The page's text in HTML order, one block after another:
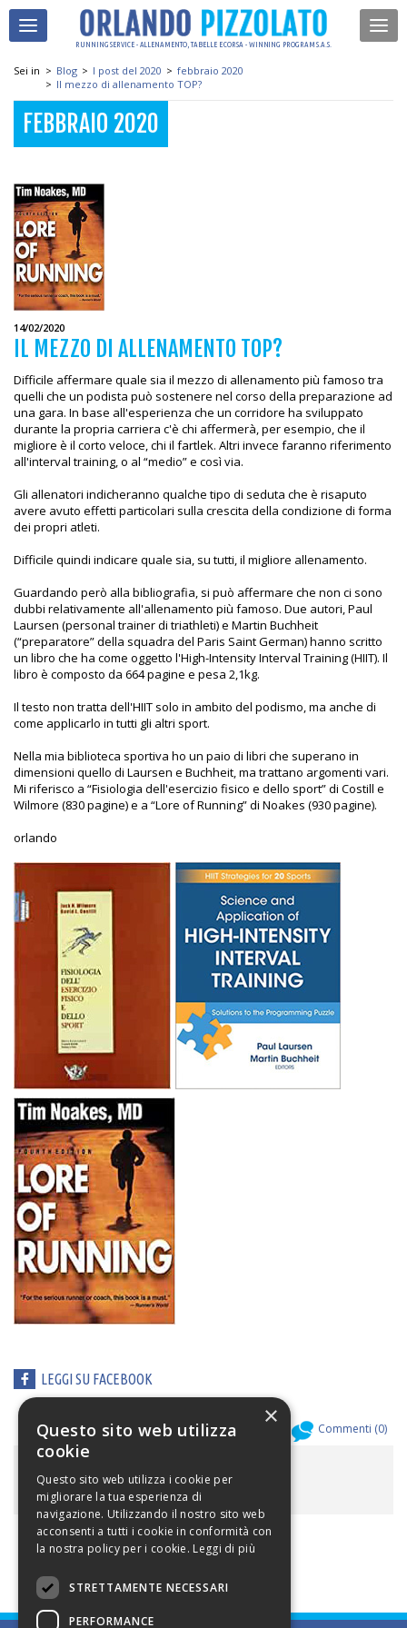
RUNNING SERVICE - ALLENAMENTO, TABELLE E CORSA - WINNING PROGRAM S.A.S.
Sei in > Blog > I post del 2020 > febbraio 2020
> Il mezzo di allenamento TOP?
FEBBRAIO 2020
14/02/2020
IL MEZZO DI ALLENAMENTO TOP?
Difficile affermare quale sia il mezzo di allenamento più famoso tra
quelli che un podista può sostenere nel corso della preparazione ad
una gara. In base all'esperienza che un corridore ha sviluppato
durante la propria carriera c'è chi affermerà, per esempio, che il
migliore è il corto veloce, chi il fartlek. Altri invece faranno riferimento
all'interval training, o al “medio” e così via.
Gli allenatori indicheranno qualche tipo di seduta che è risaputo
avere avuto effetti particolari sulla crescita della condizione di forma
dei propri atleti.
Difficile quindi indicare quale sia, su tutti, il migliore allenamento.
Guardando però alla bibliografia, si può affermare che non ci sono
dubbi relativamente all'allenamento più famoso. Due autori, Paul
Laursen (personal trainer di triathleti) e Martin Buchheit
(“preparatore” della squadra del Paris Saint German) hanno scritto
un libro che ha come oggetto l'High-Intensity Interval Training (HIIT). Il
libro è composto da 664 pagine e pesa 2,1kg.
Il testo non tratta dell'HIIT solo in ambito del podismo, ma anche di
come applicarlo in tutti gli altri sport.
Nella mia biblioteca sportiva ho un paio di libri che superano in
dimensioni quello di Laursen e Buchheit, ma trattano argomenti vari.
Mi riferisco a “Fisiologia dell'esercizio fisico e dello sport” di Costill e
Wilmore (830 pagine) e a “Lore of Running” di Noakes (930 pagine).
orlando
LEGGI SU FACEBOOK
Allegati ( Commenti (0)
ALLEGATI
×
Questo sito web utilizza
cookie
Questo sito web utilizza i cookie per
migliorare la tua esperienza di
navigazione. Utilizzando il nostro sito web
acconsenti a tutti i cookie in conformità con
la nostra policy per i cookie. Leggi di più
STRETTAMENTE NECESSARI
PERFORMANCE